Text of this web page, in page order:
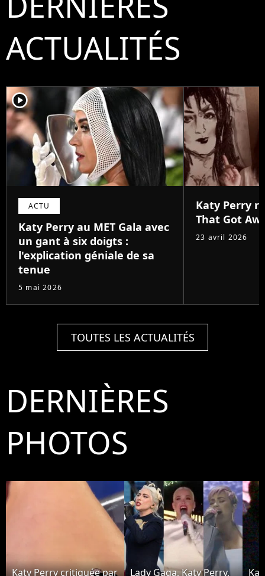
ACTUALITÉS
player2
ACTU
Katy Perry au MET Gala avec
un gant à six doigts :
l'explication géniale de sa
tenue
5 mai 2026
Katy Perry
That Got
23 avril 2026
TOUTES LES ACTUALITÉS
DERNIÈRES
PHOTOS
Katy Perry critiquée par Lady Gaga, Katy Perry,